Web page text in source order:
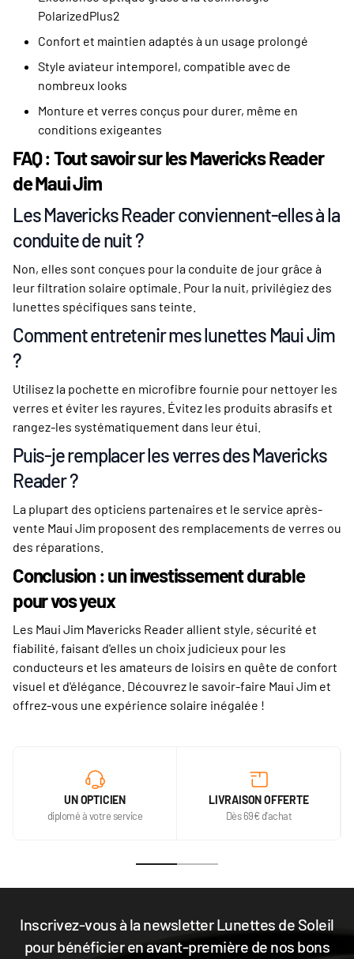
PolarizedPlus2
Confort et maintien adaptés à un usage prolongé
Style aviateur intemporel, compatible avec de
nombreux looks
Monture et verres conçus pour durer, même en
conditions exigeantes
FAQ : Tout savoir sur les Mavericks Reader
de Maui Jim
Les Mavericks Reader conviennent-elles à la
conduite de nuit ?
Non, elles sont conçues pour la conduite de jour grâce à
leur filtration solaire optimale. Pour la nuit, privilégiez des
lunettes spécifiques sans teinte.
Comment entretenir mes lunettes Maui Jim
?
Utilisez la pochette en microfibre fournie pour nettoyer les
verres et éviter les rayures. Évitez les produits abrasifs et
rangez-les systématiquement dans leur étui.
Puis-je remplacer les verres des Mavericks
Reader ?
La plupart des opticiens partenaires et le service après-
vente Maui Jim proposent des remplacements de verres ou
des réparations.
Conclusion : un investissement durable
pour vos yeux
Les Maui Jim Mavericks Reader allient style, sécurité et
fiabilité, faisant d'elles un choix judicieux pour les
conducteurs et les amateurs de loisirs en quête de confort
visuel et d'élégance. Découvrez le savoir-faire Maui Jim et
offrez-vous une expérience solaire inégalée !
UN OPTICIEN
diplomé à votre service
LIVRAISON OFFERTE
Dès 69€ d'achat
Inscrivez-vous à la newsletter Lunettes de Soleil
pour bénéficier en avant-première de nos bons